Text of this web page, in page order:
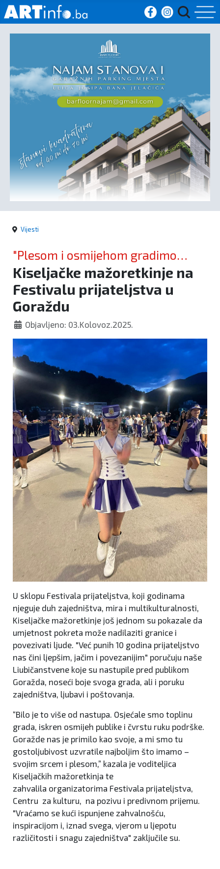
Vijesti
Sport
Crna
kronika
Politika
Vijesti
"Plesom i osmijehom gradimo
mostove"
Kiseljačke mažoretkinje na
Festivalu prijateljstva u
Goraždu
Objavljeno: 03.Kolovoz.2025.
U sklopu Festivala prijateljstva, koji godinama
njeguje duh zajedništva, mira i multikulturalnosti,
Kiseljačke mažoretkinje još jednom su pokazale da
umjetnost pokreta može nadilaziti granice i
povezivati ljude. "Već punih 10 godina prijateljstvo
nas čini ljepšim, jačim i povezanijim" poručuju naše
Liubičanstvene koje su nastupile pred publikom
Goražda, noseći boje svoga grada, ali i poruku
zajedništva, ljubavi i poštovanja.
“Bilo je to više od nastupa. Osjećale smo toplinu
grada, iskren osmijeh publike i čvrstu ruku podrške.
Goražde nas je primilo kao svoje, a mi smo tu
gostoljubivost uzvratile najboljim što imamo –
svojim srcem i plesom,” kazala je voditeljica
Kiseljačkih mažoretkinja te
zahvalila organizatorima Festivala prijateljstva,
Centru za kulturu, na pozivu i predivnom prijemu.
"Vraćamo se kući ispunjene zahvalnošću,
inspiracijom i, iznad svega, vjerom u ljepotu
različitosti i snagu zajedništva" zaključile su.